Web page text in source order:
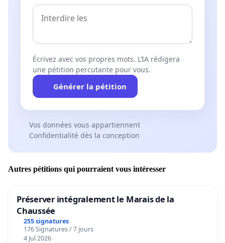
Écrivez avec vos propres mots. L’IA rédigera
une pétition percutante pour vous.
Générer la pétition
Vos données vous appartiennent
Confidentialité dès la conception
Autres pétitions qui pourraient vous intéresser
Préserver intégralement le Marais de la
Chaussée
255 signatures
176 Signatures / 7 jours
4 Jul 2026